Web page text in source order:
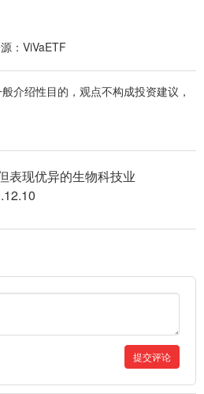
：ViVaETF
介绍性目的，观点不构成投资建议，
表现优异的生物科技业
提交评论